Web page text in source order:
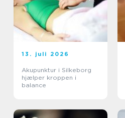
13. juli 2026
Akupunktur i Silkeborg
hjælper kroppen i
balance